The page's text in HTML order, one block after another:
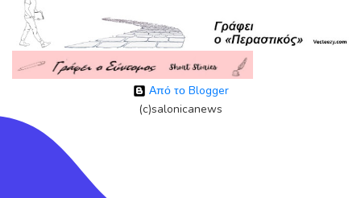
Από το Blogger
(c)salonicanews